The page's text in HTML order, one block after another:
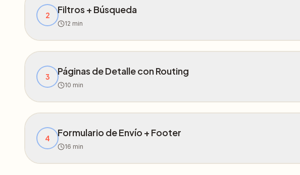
2 Filtros + Búsqueda
12 min
3 Páginas de Detalle con Routing
10 min
4 Formulario de Envío + Footer
16 min